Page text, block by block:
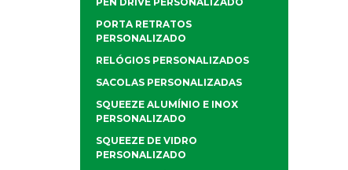
PORTA RETRATOS
PERSONALIZADO
RELÓGIOS PERSONALIZADOS
SACOLAS PERSONALIZADAS
SQUEEZE ALUMÍNIO E INOX
PERSONALIZADO
SQUEEZE DE VIDRO
PERSONALIZADO